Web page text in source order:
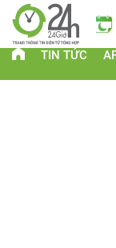
Lịch
TIN TỨC